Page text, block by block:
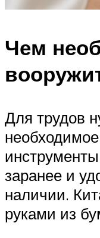
Чем
Для трудов
заранее и
наличии.
руками из